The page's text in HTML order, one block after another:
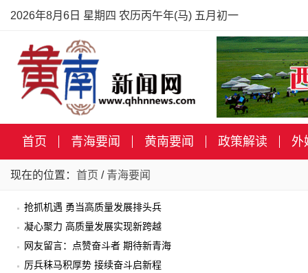
2026年8月6日 星期四 农历丙午年(马) 五月初一
首页 青海要闻 黄南要闻 政策解读 外
现在的位置： 首页 / 青海要闻
抢抓机遇 勇当高质量发展排头兵
凝心聚力 高质量发展实现新跨越
网友留言：点赞奋斗者 期待新青海
厉兵秣马积厚势 接续奋斗启新程